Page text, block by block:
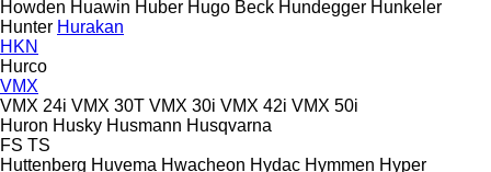
Howden Huawin Huber Hugo Beck Hundegger Hunkeler
Hunter Hurakan
HKN
Hurco
VMX
VMX 24i VMX 30T VMX 30i VMX 42i VMX 50i
Huron Husky Husmann Husqvarna
FS TS
Huttenberg Huvema Hwacheon Hydac Hymmen Hyper